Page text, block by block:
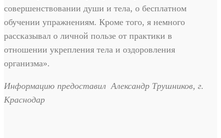
совершенствовании души и тела, о бесплатном
обучении упражнениям. Кроме того, я немного
рассказывал о личной пользе от практики в
отношении укрепления тела и оздоровления
организма».
Информацию предоставил Александр Трушников, г.
Краснодар